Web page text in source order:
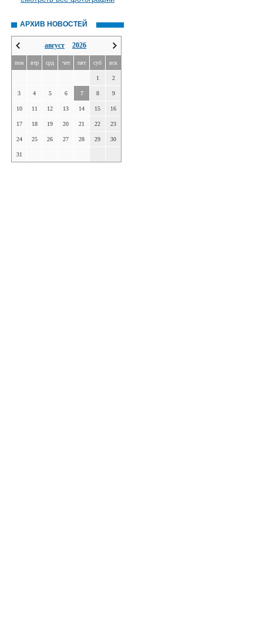
АРХИВ НОВОСТЕЙ
август 2026
пон втр срд чет пят суб вск
1 2
3 4 5 6 7 8 9
10 11 12 13 14 15 16
17 18 19 20 21 22 23
24 25 26 27 28 29 30
31